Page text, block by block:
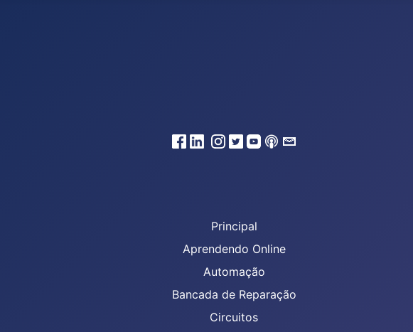
Principal
Aprendendo Online
Automação
Bancada de Reparação
Circuitos